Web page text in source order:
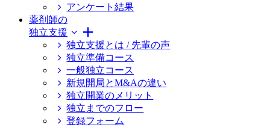
アンケート結果
薬剤師の
独立支援
独立支援とは / 先輩の声
独立準備コース
一般独立コース
新規開局とM&Aの違い
独立開業のメリット
独立までのフロー
登録フォーム